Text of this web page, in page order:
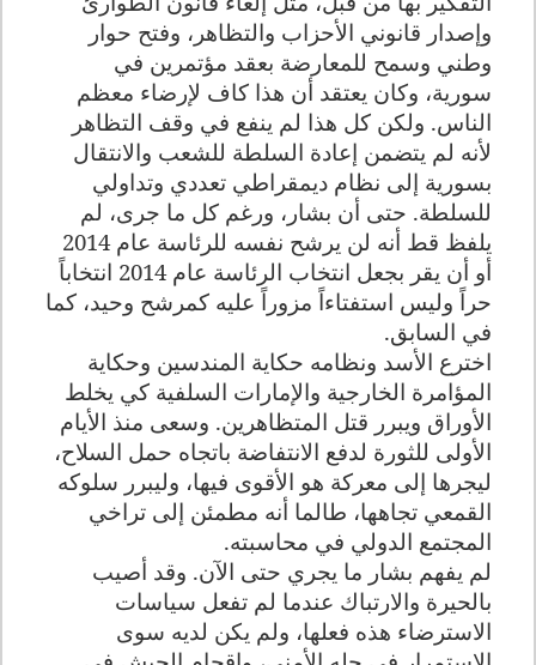
وإصدار قانوني الأحزاب والتظاهر، وفتح حوار
وطني وسمح للمعارضة بعقد مؤتمرين في
سورية، وكان يعتقد أن هذا كاف لإرضاء معظم
الناس. ولكن كل هذا لم ينفع في وقف التظاهر
لأنه لم يتضمن إعادة السلطة للشعب والانتقال
بسورية إلى نظام ديمقراطي تعددي وتداولي
للسلطة. حتى أن بشار، ورغم كل ما جرى، لم
يلفظ قط أنه لن يرشح نفسه للرئاسة عام2014
أو أن يقر بجعل انتخاب الرئاسة عام 2014 انتخاباً
حراً وليس استفتاءاً مزوراً عليه كمرشح وحيد، كما
في السابق.
اخترع الأسد ونظامه حكاية المندسين وحكاية
المؤامرة الخارجية والإمارات السلفية كي يخلط
الأوراق ويبرر قتل المتظاهرين. وسعى منذ الأيام
الأولى للثورة لدفع الانتفاضة باتجاه حمل السلاح،
ليجرها إلى معركة هو الأقوى فيها، وليبرر سلوكه
القمعي تجاهها، طالما أنه مطمئن إلى تراخي
المجتمع الدولي في محاسبته.
لم يفهم بشار ما يجري حتى الآن. وقد أصيب
بالحيرة والارتباك عندما لم تفعل سياسات
الاسترضاء هذه فعلها، ولم يكن لديه سوى